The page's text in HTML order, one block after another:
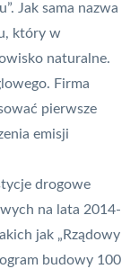
Jak sama nazwa
który w
naturalne.
Firma
pierwsze
emisji
drogowe
na lata 2014-
jak „Rządowy
budowy 100